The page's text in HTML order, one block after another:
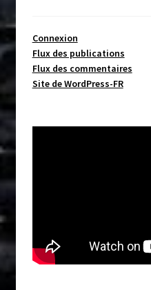
Connexion
Flux des publications
Flux des commentaires
Site de WordPress-FR